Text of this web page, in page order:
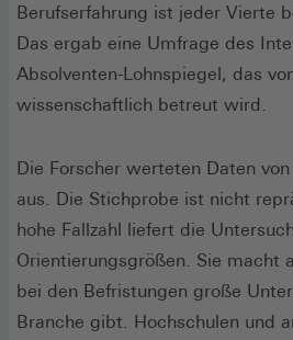
Berufserfahrung ist jeder Vierte
Das ergab eine Umfrage des
Absolventen-Lohnspiegel, das
wissenschaftlich betreut wird.
Die Forscher werteten Daten
aus. Die Stichprobe ist nicht
hohe Fallzahl liefert die
Orientierungsgrößen. Sie macht
bei den Befristungen große
Branche gibt. Hochschulen und